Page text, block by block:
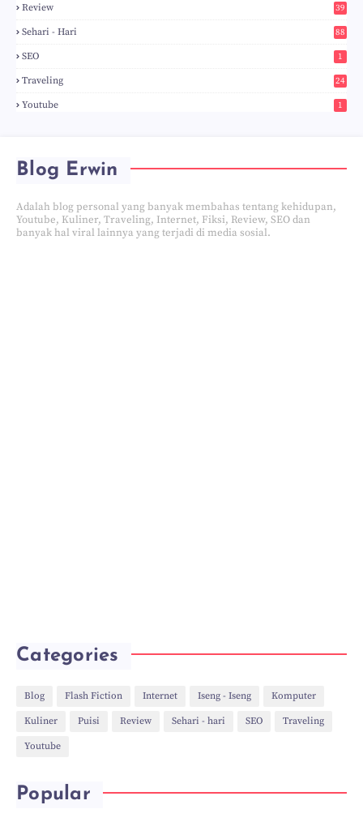
Review 39
Sehari - Hari 88
SEO 1
Traveling 24
Youtube 1
Blog Erwin
Adalah blog personal yang banyak membahas tentang kehidupan,
Youtube, Kuliner, Traveling, Internet, Fiksi, Review, SEO dan
banyak hal viral lainnya yang terjadi di media sosial.
Categories
Blog Flash Fiction Internet Iseng - Iseng Komputer
Kuliner Puisi Review Sehari - hari SEO Traveling
Youtube
Popular